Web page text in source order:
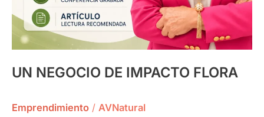
UN NEGOCIO DE IMPACTO FLORA
Emprendimiento / AVNatural